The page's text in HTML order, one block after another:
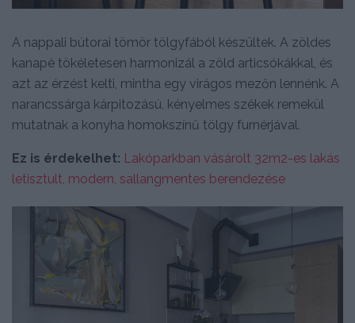
A nappali bútorai tömör tölgyfából készültek. A zöldes
kanapé tökéletesen harmonizál a zöld articsókákkal, és
azt az érzést kelti, mintha egy virágos mezőn lennénk. A
narancssárga kárpitozású, kényelmes székek remekül
mutatnak a konyha homokszínű tölgy furnérjával.
Ez is érdekelhet: Lakóparkban vásárolt 32m2-es lakás
letisztult, modern, sallangmentes berendezése